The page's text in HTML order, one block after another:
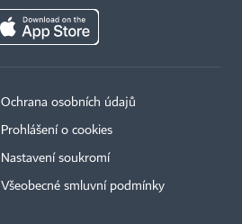
Ochrana osobních údajů
Prohlášení o cookies
Nastavení soukromí
Všeobecné smluvní podmínky